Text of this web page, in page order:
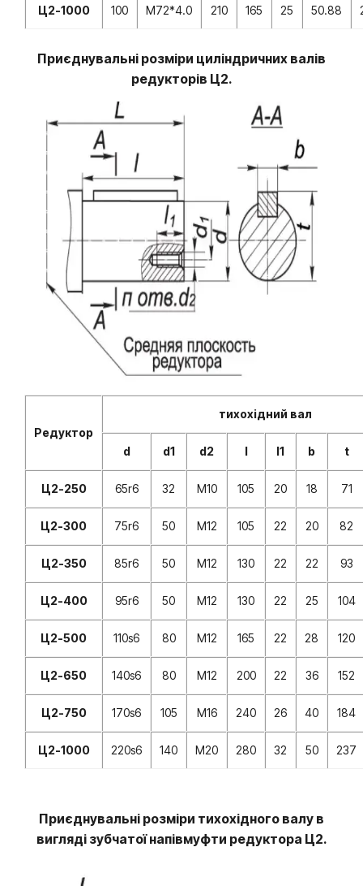
Ц2-1000 100 M72*4.0 210 165 25 50.88
Приєднувальні розміри циліндричних валів
редукторів Ц2.
Редуктор
тихохідний вал
d d1 d2 l l1 b t
Ц2-250 65r6 32 М10 105 20 18 71
Ц2-300 75r6 50 М12 105 22 20 82
Ц2-350 85r6 50 М12 130 22 22 93
Ц2-400 95r6 50 М12 130 22 25 104
Ц2-500 110s6 80 М12 165 22 28 120
Ц2-650 140s6 80 М12 200 22 36 152
Ц2-750 170s6 105 М16 240 26 40 184
Ц2-1000 220s6 140 М20 280 32 50 237
Приєднувальні розміри тихохідного валу в
вигляді зубчатої напівмуфти редуктора Ц2.